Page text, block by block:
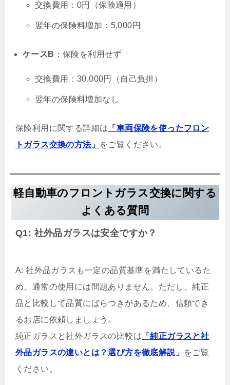
交換費用：0円（保険適用）
翌年の保険料増加：5,000円
ケースB ：保険を利用せず
交換費用：30,000円（自己負担）
翌年の保険料増加なし
保険利用に関する詳細は 「車両保険を使ったフロン
トガラス交換の方法」 をご覧ください。
軽自動車のフロントガラス交換に関する
よくある質問
Q1: 社外品ガラスは安全ですか？
A: 社外品ガラスも一定の品質基準を満たしているた
め、通常の使用には問題ありません。ただし、純正
品と比較して品質にばらつきがあるため、信頼でき
るお店に依頼しましょう。
純正ガラスと社外ガラスの比較は 「純正ガラスと社
外品ガラスの違いとは？選び方を徹底解説」 をご覧
ください。